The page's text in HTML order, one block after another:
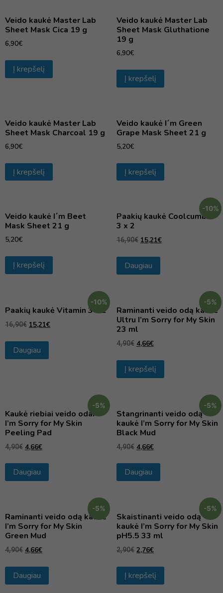
Veido kaukė Master Lab
Sheet Mask Cica 19 g
6,90€
Į krepšelį
Veido kaukė Master Lab
Sheet Mask Gluthatione
19 g
6,90€
Į krepšelį
Veido kaukė Master Lab
Sheet Mask Charcoal 19 g
6,90€
Į krepšelį
Veido kaukė I´m Green
Grape Mask Sheet 21 g
5,20€
Į krepšelį
Veido kaukė I´m Beet
Mask Sheet 21 g
5,20€
Į krepšelį
-10%
Paakių kaukė Coolcumber
3 x 2
16,90€ 15,21€
Daugiau
-10%
Paakių kaukė Vitamin 3 x 2
16,90€ 15,21€
Daugiau
-5%
Raminanti veido odą kaukė
Ultru I’m Sorry for My Skin
23 ml
4,90€ 4,66€
Į krepšelį
-5%
Kaukė riebiai veido odai
I’m Sorry for My Skin
Peeling Pad
4,90€ 4,66€
Daugiau
-5%
Stangrinanti veido odą
kaukė I’m Sorry for My Skin
Black Mud
4,90€ 4,66€
Daugiau
-5%
Raminanti veido odą kaukė
I’m Sorry for My Skin
Green Mud
4,90€ 4,66€
Daugiau
-5%
Skaistinanti veido odą
kaukė I’m Sorry for My Skin
pH5.5 33 ml
2,90€ 2,76€
Į krepšelį